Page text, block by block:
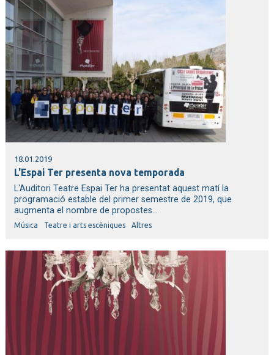
18.01.2019
L'Espai Ter presenta nova temporada
L'Auditori Teatre Espai Ter ha presentat aquest matí la
programació estable del primer semestre de 2019, que
augmenta el nombre de propostes...
Música Teatre i arts escèniques Altres